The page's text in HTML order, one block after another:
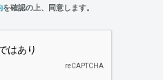
を確認の上、同意します。